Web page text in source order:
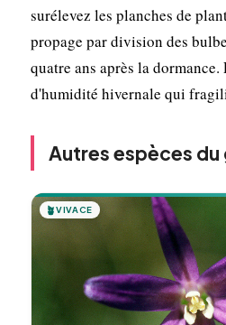
surélevez les planches de
propage par division des
quatre ans après la dormance.
d'humidité hivernale qui
Autres espèces du
🪴VIVACE